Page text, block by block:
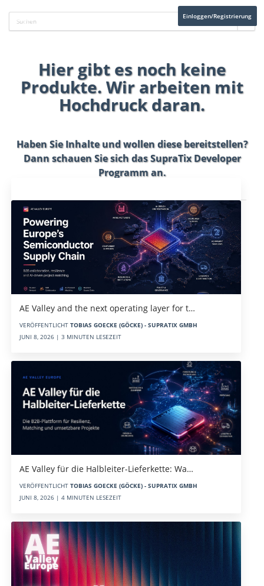
Einloggen/Registrierung
Hier gibt es noch keine
Produkte. Wir arbeiten mit
Hochdruck daran.
Haben Sie Inhalte und wollen diese bereitstellen?
Dann schauen Sie sich dasSupraTix Developer
Programman.
AE Valley and the next operating layer for t…
VERÖFFENTLICHT TOBIAS GOECKE (GÖCKE) - SUPRATIX GMBH
JUNI 8, 2026 | 3 MINUTEN LESEZEIT
AE Valley für die Halbleiter-Lieferkette: Wa…
VERÖFFENTLICHT TOBIAS GOECKE (GÖCKE) - SUPRATIX GMBH
JUNI 8, 2026 | 4 MINUTEN LESEZEIT